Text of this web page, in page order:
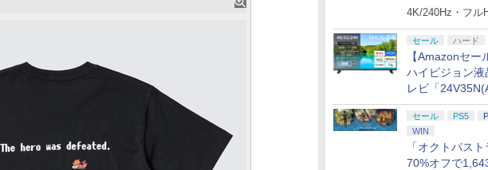
27G850A-B」
4K/240Hz・フル
セール ハード
【Amazonセー
ハイビジョン液
レビ「
得！
セール PS5
WIN
「オクトパスト
70%オフで